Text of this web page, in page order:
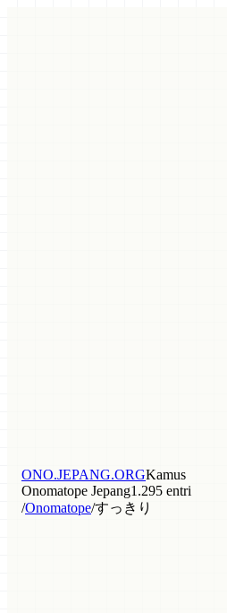
ONO.JEPANG.ORGKamus
Onomatope Jepang1.295 entri
/Onomatope/すっきり